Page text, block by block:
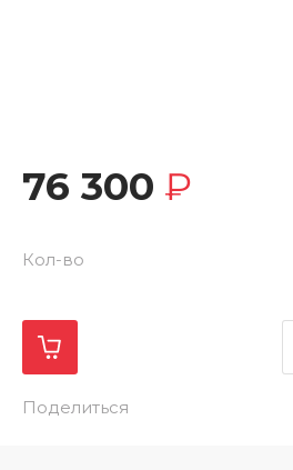
76 300 ₽
Кол-во
Поделиться